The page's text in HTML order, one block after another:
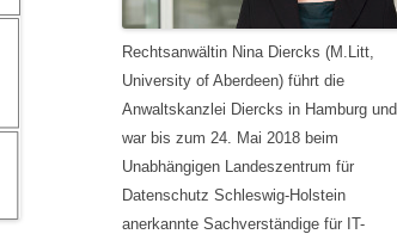
Rechtsanwältin Nina Diercks (M.Litt,
University of Aberdeen) führt die
Anwaltskanzlei Diercks in Hamburg und
war bis zum 24. Mai 2018 beim
Unabhängigen Landeszentrum für
Datenschutz Schleswig-Holstein
anerkannte Sachverständige für IT-